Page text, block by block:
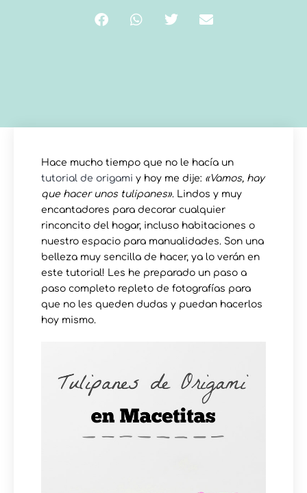
Hace mucho tiempo que no le hacía un
tutorial de origami y hoy me dije: «Vamos, hay
que hacer unos tulipanes». Lindos y muy
encantadores para decorar cualquier
rinconcito del hogar, incluso habitaciones o
nuestro espacio para manualidades. Son una
belleza muy sencilla de hacer, ya lo verán en
este tutorial! Les he preparado un paso a
paso completo repleto de fotografías para
que no les queden dudas y puedan hacerlos
hoy mismo.